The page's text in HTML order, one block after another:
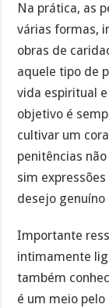
Na prática, as
várias formas,
obras de
aquele tipo de
vida espiritual
objetivo é
cultivar um
penitências
sim
desejo
Importante
intimamente
também
é um meio